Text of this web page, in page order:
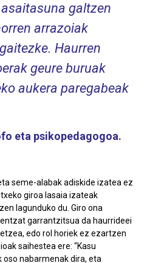
galtzen
arrazoiak
Haurren
geure buruak
aukera paregabeak
eta psikopedagogoa.
seme-alabak adiskide izatea ez
giroa lasaia izateak
lagunduko du. Giro ona
garrantzitsua da haurrideei
edo rol horiek ez ezartzen
saihestea ere: “Kasu
nabarmenak dira, eta